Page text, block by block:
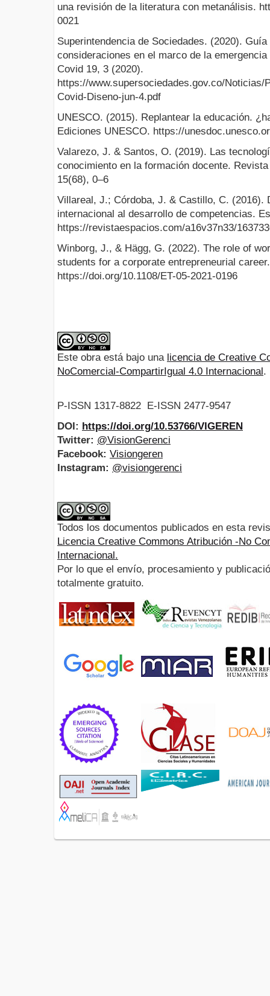
una revisión de la literatura con metanálisis.
0021
Superintendencia de Sociedades. (2020).
consideraciones en el marco de la
Covid 19, 3 (2020).
https://www.supersociedades.gov.co/
Covid-Diseno-jun-4.pdf
UNESCO. (2015). Replantear la educación.
Ediciones UNESCO. https://
Valarezo, J. & Santos, O. (2019). Las
conocimiento en la formación docente.
15(68), 0–6
Villareal, J.; Córdoba, J. & Castillo, C. (2016).
internacional al desarrollo de competencias.
https://revistaespacios.com/a16v37n33/
Winborg, J., & Hägg, G. (2022). The role of
students for a corporate entrepreneurial
https://doi.org/10.1108/ET-05-2021-0196
Este obra está bajo una licencia de Creative
NoComercial-CompartirIgual 4.0 Internacional.
P-ISSN 1317-8822 E-ISSN 2477-9547
DOI: https://doi.org/10.53766/VIGEREN
Twitter: @VisionGerenci
Facebook: Visiongeren
Instagram: @visiongerenci
Todos los documentos publicados en esta
Licencia Creative Commons Atribución -No
Internacional.
Por lo que el envío, procesamiento y
totalmente gratuito.